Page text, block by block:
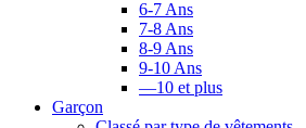
6-7 Ans
7-8 Ans
8-9 Ans
9-10 Ans
—10 et plus
Garçon